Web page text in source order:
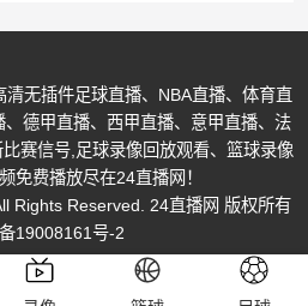
无插件足球直播、NBA直播、体育直
德甲直播、西甲直播、意甲直播、法
赛信号,足球录像回放观看、篮球录像
免费播放尽在24直播网！
Rights Reserved. 24直播网 版权所有
19008161号-2